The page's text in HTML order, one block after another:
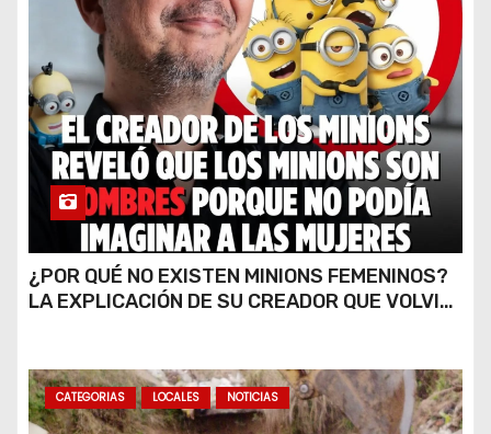
¿POR QUÉ NO EXISTEN MINIONS FEMENINOS?
LA EXPLICACIÓN DE SU CREADOR QUE VOLVIÓ
CATEGORIAS LOCALES NOTICIAS